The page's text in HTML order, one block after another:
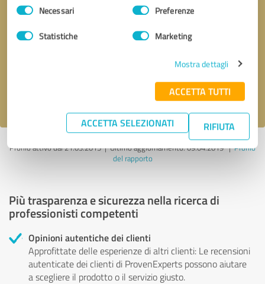
Selezione
del
Necessari Preferenze
Statistiche Marketing
Mostra dettagli
ACCETTA TUTTI
ACCETTA SELEZIONATI RIFIUTA
Richiesta di richiamata * campi obbligatori
Profilo attivo dal 21.03.2015 |Ultimo aggiornamento: 09.04.2019|Profilo
del rapporto
Più trasparenza e sicurezza nella ricerca di
professionisti competenti
Opinioni autentiche dei clienti
Approfittate delle esperienze di altri clienti: Le recensioni
autenticate dei clienti di ProvenExperts possono aiutare
a scegliere il prodotto o il servizio giusto.